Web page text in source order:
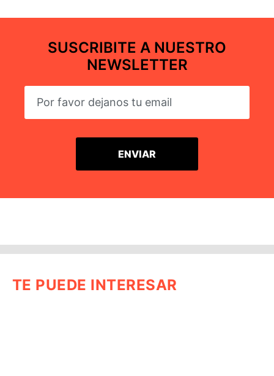
SUSCRIBITE A NUESTRO
NEWSLETTER
TE PUEDE INTERESAR